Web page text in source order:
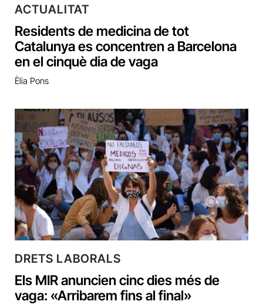
ACTUALITAT
Residents de medicina de tot
Catalunya es concentren a Barcelona
en el cinquè dia de vaga
Èlia Pons
DRETS LABORALS
Els MIR anuncien cinc dies més de
vaga: «Arribarem fins al final»